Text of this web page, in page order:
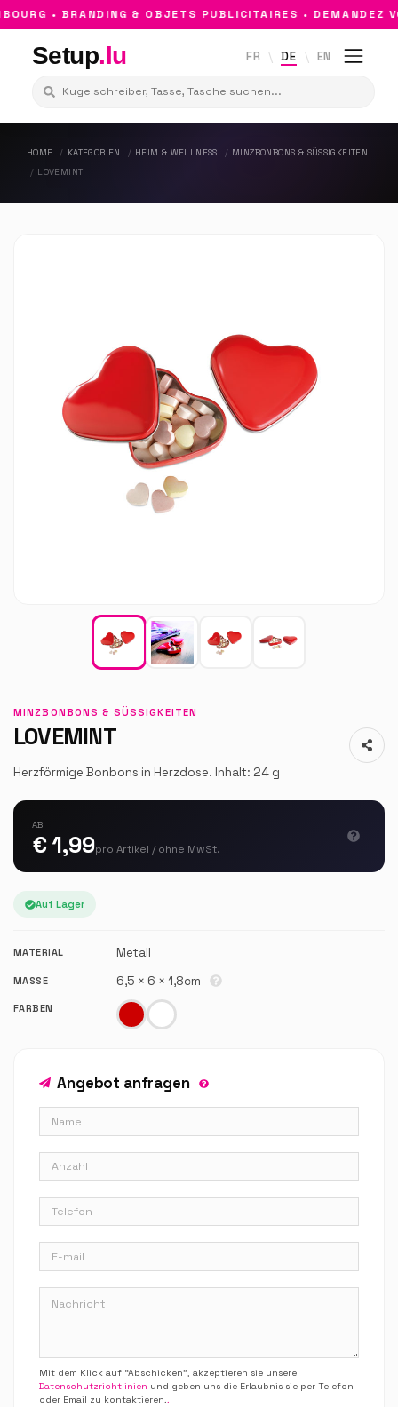
• BRANDING & OBJETS PUBLICITAIRES • DEMANDEZ
Setup.lu FR DE EN
HOME KATEGORIEN HEIM & WELLNESS
MINZBONBONS & SÜSSIGKEITEN
LOVEMINT
MINZBONBONS & SÜSSIGKEITEN
LOVEMINT
Herzförmige Bonbons in Herzdose. Inhalt: 24 g
AB
€ 1,99pro Artikel / ohne MwSt.
Auf Lager
MATERIAL Metall
MASSE 6,5 × 6 × 1,8cm
FARBEN
Angebot anfragen
Mit dem Klick auf “Abschicken”, akzeptieren sie unsere
Datenschutzrichtlinien und geben uns die Erlaubnis sie per Telefon
oder Email zu kontaktieren..